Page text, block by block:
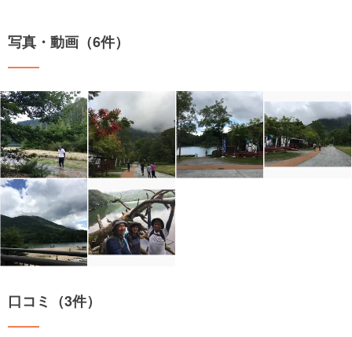
写真・動画（6件）
口コミ（3件）